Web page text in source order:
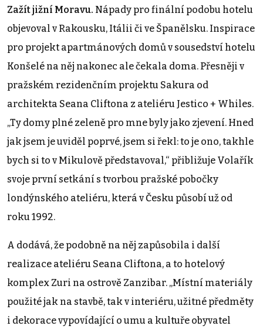
Zažít jižní Moravu. Nápady pro finální podobu hotelu
objevoval v Rakousku, Itálii či ve Španělsku. Inspirace
pro projekt apartmánových domů v sousedství hotelu
Konšelé na něj nakonec ale čekala doma. Přesněji v
pražském rezidenčním projektu Sakura od
architekta Seana Cliftona z ateliéru Jestico + Whiles.
„Ty domy plné zeleně pro mne byly jako zjevení. Hned
jak jsem je uviděl poprvé, jsem si řekl: to je ono, takhle
bych si to v Mikulově představoval,“ přibližuje Volařík
svoje první setkání s tvorbou pražské pobočky
londýnského ateliéru, která v Česku působí už od
roku 1992.
A dodává, že podobně na něj zapůsobila i další
realizace ateliéru Seana Cliftona, a to hotelový
komplex Zuri na ostrově Zanzibar. „Místní materiály
použité jak na stavbě, tak v interiéru, užitné předměty
i dekorace vypovídající o umu a kultuře obyvatel